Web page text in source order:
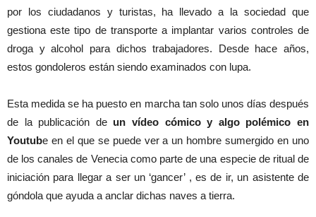
por los ciudadanos y turistas, ha llevado a la sociedad que
gestiona este tipo de transporte a implantar varios controles de
droga y alcohol para dichos trabajadores. Desde hace años,
estos gondoleros están siendo examinados con lupa.
Esta medida se ha puesto en marcha tan solo unos días después
de la publicación de un vídeo cómico y algo polémico en
Youtube en el que se puede ver a un hombre sumergido en uno
de los canales de Venecia como parte de una especie de ritual de
iniciación para llegar a ser un ‘gancer’ , es de ir, un asistente de
góndola que ayuda a anclar dichas naves a tierra.